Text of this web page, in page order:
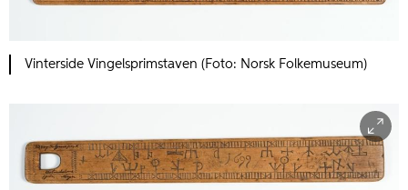
Vinterside Vingelsprimstaven (Foto: Norsk Folkemuseum)